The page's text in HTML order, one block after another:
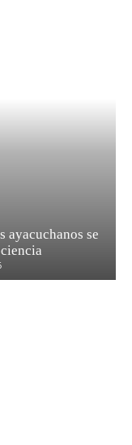
ayacuchanos se